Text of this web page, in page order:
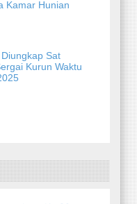
Kamar Hunian
Sat
Kurun Waktu